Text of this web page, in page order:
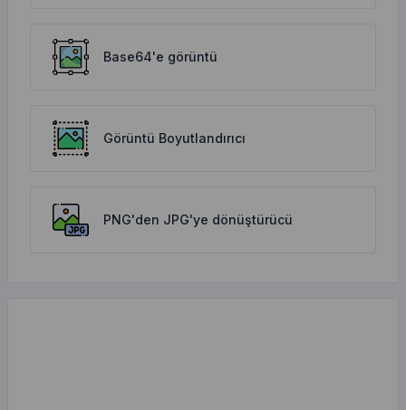
Base64'e görüntü
Görüntü Boyutlandırıcı
PNG'den JPG'ye dönüştürücü